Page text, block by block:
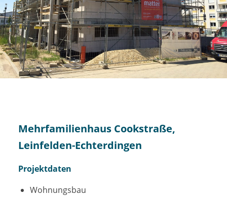
Mehrfamilienhaus Cookstraße,
Leinfelden-Echterdingen
Projektdaten
Wohnungsbau